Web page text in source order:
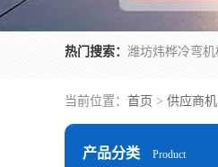
热门搜索：
当前位置： 首页 > 供应商机
产品分类 Product